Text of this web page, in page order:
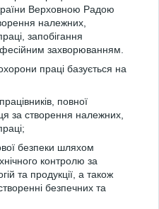
Верховною Радою
належних,
запобігання
захворюванням.
праці базується на
повної
за створення належних,
безпеки шляхом
контролю за
та продукції, а також
безпечних та